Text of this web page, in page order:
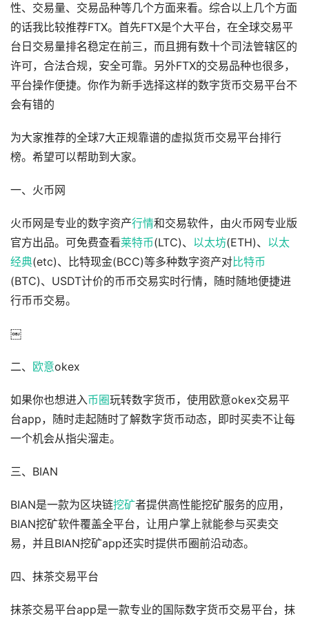
性、交易量、交易品种等几个方面来看。综合以上几个方面
的话我比较推荐FTX。首先FTX是个大平台，在全球交易平
台日交易量排名稳定在前三，而且拥有数十个司法管辖区的
许可，合法合规，安全可靠。另外FTX的交易品种也很多，
平台操作便捷。你作为新手选择这样的数字货币交易平台不
会有错的
为大家推荐的全球7大正规靠谱的虚拟货币交易平台排行
榜。希望可以帮助到大家。
一、火币网
火币网是专业的数字资产行情和交易软件，由火币网专业版
官方出品。可免费查看莱特币(LTC)、 以太坊(ETH)、 以太
经典(etc)、比特现金(BCC)等多种数字资产对比特币
(BTC)、USDT计价的币币交易实时行情，随时随地便捷进
行币币交易。
￼
二、 欧意okex
如果你也想进入币圈玩转数字货币，使用欧意okex交易平
台app，随时走起随时了解数字货币动态，即时买卖不让每
一个机会从指尖溜走。
三、BIAN
BIAN是一款为区块链挖矿者提供高性能挖矿服务的应用，
BIAN挖矿软件覆盖全平台，让用户掌上就能参与买卖交
易，并且BIAN挖矿app还实时提供币圈前沿动态。
四、抹茶交易平台
抹茶交易平台app是一款专业的国际数字货币交易平台，抹